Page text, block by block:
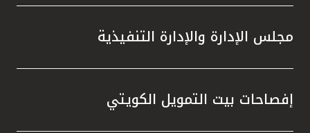
مجلس الإدارة والإدارة التنفيذية
إفصاحات بيت التمويل الكويتي